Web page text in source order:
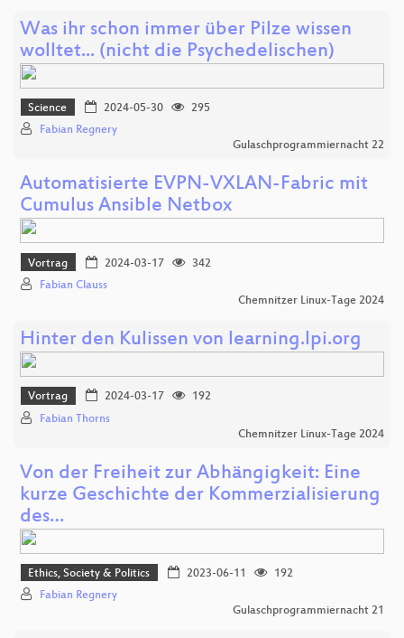
Was ihr schon immer über Pilze wissen
wolltet... (nicht die Psychedelischen)
Science 2024-05-30
295
Fabian Regnery
Gulaschprogrammiernacht 22
Automatisierte EVPN-VXLAN-Fabric mit
Cumulus Ansible Netbox
Vortrag 2024-03-17
342
Fabian Clauss
Chemnitzer Linux-Tage 2024
Hinter den Kulissen von learning.lpi.org
Vortrag 2024-03-17
192
Fabian Thorns
Chemnitzer Linux-Tage 2024
Von der Freiheit zur Abhängigkeit: Eine
kurze Geschichte der Kommerzialisierung
des…
Ethics, Society & Politics 2023-06-11
192
Fabian Regnery
Gulaschprogrammiernacht 21